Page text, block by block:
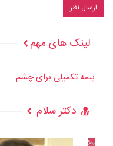
لینک های مهم
بیمه تکمیلی برای چشم
دکتر سلام